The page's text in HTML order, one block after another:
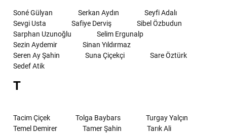
Soné Gülyan Serkan Aydın
Seyfi Adalı
Sevgi Usta
Safiye Derviş
Sibel Özbudun
Sarphan Uzunoğlu
Selim Ergunalp
Sezin Aydemir
Sinan Yıldırmaz
Seren Ay Şahin
Suna Çiçekçi
Sare Öztürk
Sedef Atik
T
Tacim Çiçek Tolga Baybars
Turgay Yalçın
Temel Demirer
Tamer Şahin Tarık Ali